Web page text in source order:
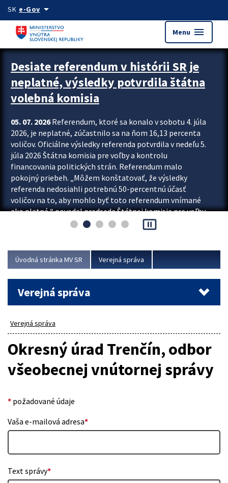
Preskocit na hlavný obsah
SK e-Govarrow_drop_down
Menu menu
Zastavit automatický posun upútavok
Desiate referendum v histórii SR je
neplatné, výsledky potvrdila štátna
volebná komisia
05. 07. 2026Referendum, ktoré sa konalo v sobotu 4. júla
2026, je neplatné, zúčastnilo sa na ňom 16,13 percenta
voličov. Oficiálne výsledky referenda potvrdila v nedeľu 5.
júla 2026 Štátna komisia pre voľby a kontrolu
financovania politických strán. Referendum malo
pokojný priebeh. „Môžem konštatovať, že výsledky
referenda nedosiahli potrebnú 50-percentnú účasť
voličov na to, aby mohlo byť toto referendum vnímané
ako platné,“ povedal predseda Štátnej komisie pre voľby
a kontrolu financovania politických...
pause_presentation
Úvodná stránka MV SR Verejná správa
Verejná správa
Verejná správa
Okresný úrad Trenčín, odbor
všeobecnej vnútornej správy
* požadované údaje
Vaša e-mailová adresa*
Text správy*